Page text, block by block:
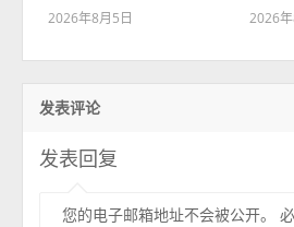
2026年8月5日 2026
发表评论
发表回复
您的电子邮箱地址不会被公开。